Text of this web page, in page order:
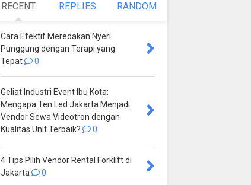
RECENT REPLIES RANDOM
Cara Efektif Meredakan Nyeri
Punggung dengan Terapi yang
Tepat
0
Geliat Industri Event Ibu Kota:
Mengapa Ten Led Jakarta Menjadi
Vendor Sewa Videotron dengan
Kualitas Unit Terbaik?
0
4 Tips Pilih Vendor Rental Forklift di
Jakarta
0